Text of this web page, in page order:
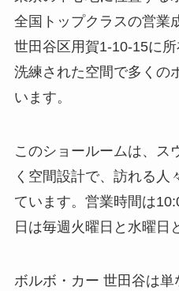
全国トップクラスの営業
世田谷区用賀1-10-15に
洗練された空間で多くの
います。
このショールームは、ス
く空間設計で、訪れる人
ています。営業時間は
日は毎週火曜日と水曜日
ボルボ・カー 世田谷は